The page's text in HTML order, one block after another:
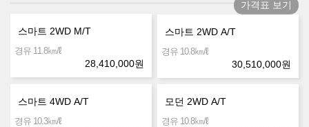
가격표 보기
스마트 2WD M/T
경유 11.8㎞/ℓ
28,410,000원
스마트 2WD A/T
경유 10.8㎞/ℓ
30,510,000원
스마트 4WD A/T
경유 10.3㎞/ℓ
모던 2WD A/T
경유 10.8㎞/ℓ